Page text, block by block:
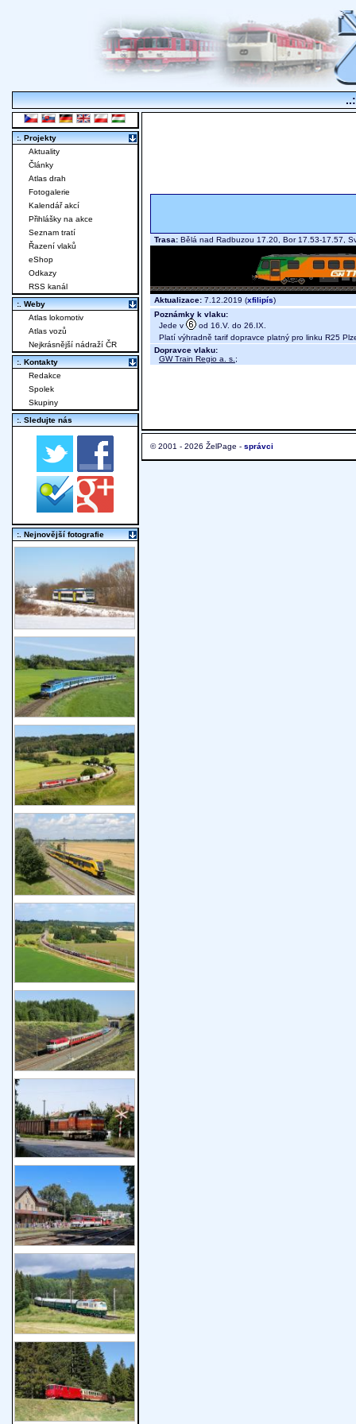
Trasa: Bělá nad Radbuzou 17.20, Bor 17.53-17.57,
Aktualizace: 7.12.2019 (xfilipís)
Poznámky k vlaku:
Jede v
od 16.V. do 26.IX.
Platí výhradně tarif dopravce platný pro linku R25
Dopravce vlaku:
GW Train Regio a. s. ;
© 2001 - 2026 ŽelPage - správci
:. Projekty
Aktuality
Články
Atlas drah
Fotogalerie
Kalendář akcí
Přihlášky na akce
Seznam tratí
Řazení vlaků
eShop
Odkazy
RSS kanál
:. Weby
Atlas lokomotiv
Atlas vozů
Nejkrásnější nádraží ČR
:. Kontakty
Redakce
Spolek
Skupiny
:. Sledujte nás
:. Nejnovější fotografie